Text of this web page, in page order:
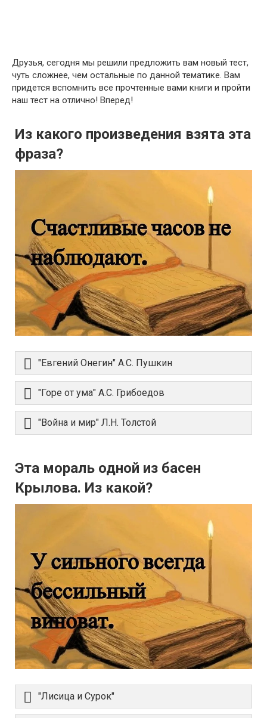
Друзья, сегодня мы решили предложить вам новый тест,
чуть сложнее, чем остальные по данной тематике. Вам
придется вспомнить все прочтенные вами книги и пройти
наш тест на отлично! Вперед!
Из какого произведения взята эта
фраза?
"Евгений Онегин" А.С. Пушкин
"Горе от ума" А.С. Грибоедов
"Война и мир" Л.Н. Толстой
Эта мораль одной из басен
Крылова. Из какой?
"Лисица и Сурок"